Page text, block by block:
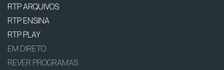
RTP ARQUIVOS
RTP ENSINA
RTP PLAY
EM DIRETO
REVER PROGRAMAS